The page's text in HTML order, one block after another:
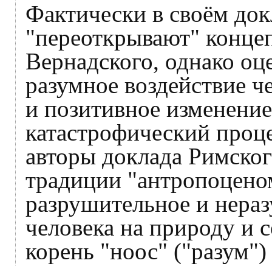
Фактически в своём
"переоткрывают"
Вернадского, однако
разумное воздействие
и позитивное
катастрофический
авторы доклада
традиции
разрушительное и
человека на природу и
корень "ноос" ("разум")